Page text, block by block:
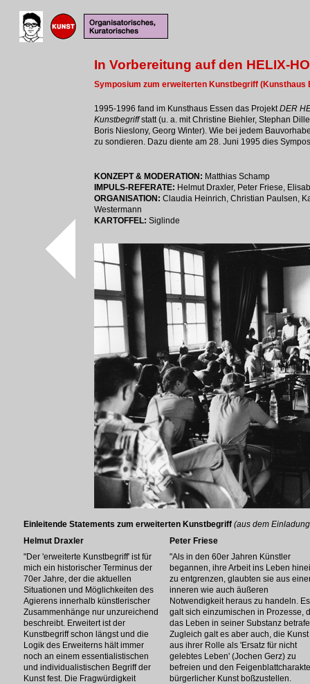
Einleitende Statements zum erweiterten Kunstbegriff (aus dem
Helmut Draxler
Peter Friese
In Vorbereitung auf den HELIX-
Symposium zum erweiterten Kunstbegriff (Kunsthaus
"Als in den 60er Jahren Künstler
begannen, ihre Arbeit ins Leben
zu entgrenzen, glaubten sie aus
inneren wie auch äußeren
Notwendigkeit heraus zu handeln. Es
galt sich einzumischen in Prozesse,
das Leben in seiner Substanz
Zugleich galt es aber auch, die Kunst
aus ihrer Rolle als 'Ersatz für nicht
gelebtes Leben' (Jochen Gerz) zu
befreien und den
bürgerlicher Kunst boßzustellen.
"Der 'erweiterte Kunstbegriff' ist für
mich ein historischer Terminus der
70er Jahre, der die aktuellen
Situationen und Möglichkeiten des
Agierens innerhalb künstlerischer
Zusammenhänge nur unzureichend
beschreibt. Erweitert ist der
Kunstbegriff schon längst und die
Logik des Erweiterns hält immer
noch an einem essentialistischen
und individualistischen Begriff der
Kunst fest. Die Fragwürdigkeit
1995-1996 fand im Kunsthaus Essen das ProjektDER
Kunstbegriffstatt (u. a. mit Christine Biehler, Stephan
Boris Nieslony, Georg Winter). Wie bei jedem
zu sondieren. Dazu diente am 28. Juni 1995 dies
KONZEPT & MODERATION: Matthias Schamp
IMPULS-REFERATE: Helmut Draxler, Peter Friese,
ORGANISATION: Claudia Heinrich, Christian Paulsen,
Westermann
KARTOFFEL: Siglinde